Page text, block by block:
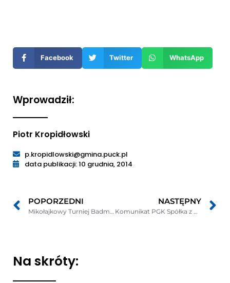
nowym
oknie
Facebook Twitter WhatsApp
Wprowadził:
Piotr Kropidłowski
p.kropidlowski@gmina.puck.pl
data publikacji: 10 grudnia, 2014
POPORZEDNI
Mikołajkowy Turniej Badmintona w Helu
NASTĘPNY
Komunikat PGK Spółka z o.o. w sprawie matalowych pojemników na odpady
Na skróty: